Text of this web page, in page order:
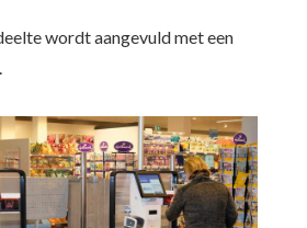
wordt aangevuld met een